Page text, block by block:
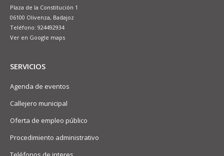
Plaza de la Constitución 1
06100 Olivenza, Badajoz
Teléfono: 924492934
Ver en Google maps
SERVICIOS
Agenda de eventos
Callejero municipal
Oferta de empleo público
Procedimiento administrativo